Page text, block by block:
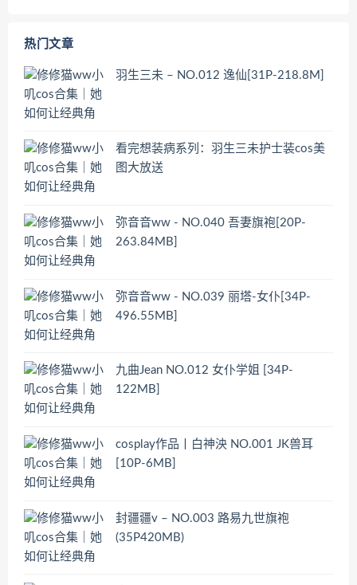
热门文章
羽生三未 – NO.012 逸仙[31P-218.8M]
看完想装病系列：羽生三未护士装cos美
图大放送
弥音音ww - NO.040 吾妻旗袍[20P-
263.84MB]
弥音音ww - NO.039 丽塔-女仆[34P-
496.55MB]
九曲Jean NO.012 女仆学姐 [34P-
122MB]
cosplay作品丨白神泱 NO.001 JK兽耳
[10P-6MB]
封疆疆v – NO.003 路易九世旗袍
(35P420MB)